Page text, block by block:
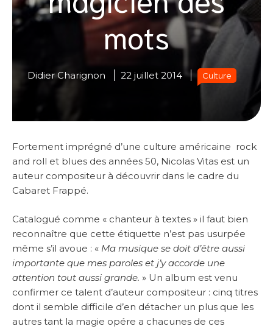
mots
Didier Charignon 22 juillet 2014 Culture
Fortement imprégné d’une culture américaine rock
and roll et blues des années 50, Nicolas Vitas est un
auteur compositeur à découvrir dans le cadre du
Cabaret Frappé.
Catalogué comme « chanteur à textes » il faut bien
reconnaître que cette étiquette n’est pas usurpée
même s’il avoue : « Ma musique se doit d’être aussi
importante que mes paroles et j’y accorde une
attention tout aussi grande. » Un album est venu
confirmer ce talent d’auteur compositeur : cinq titres
dont il semble difficile d’en détacher un plus que les
autres tant la magie opére a chacunes de ces